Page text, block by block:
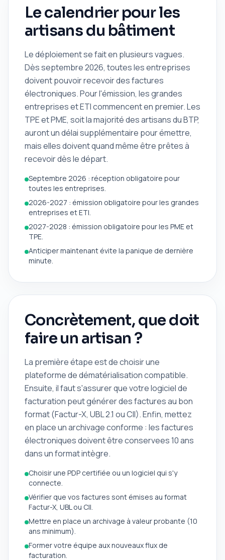
Le calendrier pour les
artisans du bâtiment
Le déploiement se fait en plusieurs vagues.
Dès septembre 2026, toutes les entreprises
doivent pouvoir recevoir des factures
électroniques. Pour l'émission, les grandes
entreprises et ETI commencent en premier. Les
TPE et PME, soit la majorité des artisans du BTP,
auront un délai supplémentaire pour émettre,
mais elles doivent quand même être prêtes à
recevoir dès le départ.
Septembre 2026 : réception obligatoire pour
toutes les entreprises.
2026-2027 : émission obligatoire pour les grandes
entreprises et ETI.
2027-2028 : émission obligatoire pour les PME et
TPE.
Anticiper maintenant évite la panique de dernière
minute.
Concrètement, que doit
faire un artisan ?
La première étape est de choisir une
plateforme de dématérialisation compatible.
Ensuite, il faut s'assurer que votre logiciel de
facturation peut générer des factures au bon
format (Factur-X, UBL 2.1 ou CII). Enfin, mettez
en place un archivage conforme : les factures
électroniques doivent être conservees 10 ans
dans un format intègre.
Choisir une PDP certifiée ou un logiciel qui s'y
connecte.
Vérifier que vos factures sont émises au format
Factur-X, UBL ou CII.
Mettre en place un archivage à valeur probante (10
ans minimum).
Former votre équipe aux nouveaux flux de
facturation.